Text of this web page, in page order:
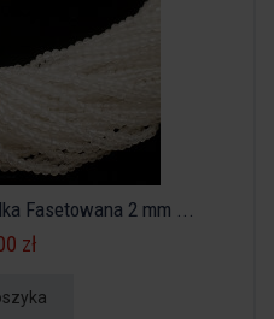
Fasetowana 2 mm ...
zł